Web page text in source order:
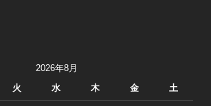
2026年8月
火 水 木 金 土